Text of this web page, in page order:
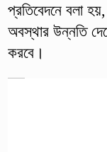
প্রতিবেদনে বলা
অবস্থার উন্নতি
করবে।